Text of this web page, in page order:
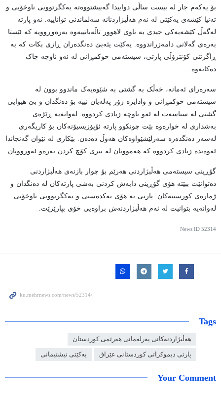
بۆ یەکەم جار لە بیست ساڵی دواییدا گەییشتووەتە یەکگرتوویی ناوخۆیی و
تەنیا کێشەی یەکێتی لە ئەم هەڵبژاردنانە سەلماندنی تواناییە. ئەو پارتە
لەگەڵ کێشەیەکی جیدی بە ناوی لاهوور تاڵەبانییەوە بەرەوڕوویە کە ئێستا
بەرەی گەلانی دامەزراندووە. یەکێت یئەبێ دەنگدەران ڕازی بکات کە بە
ڕاگرتنی کۆنترۆڵی پارتی، سیستەمی حوکمڕانی لە ئەو ناوچە چاک
دەکاتەوە.
سەرەرای ئەمانە، خەڵک بە گشتی بە شێوەیەک ماندوو بوون لە
سیستەمی حوکمڕانی و وادایرە زۆر پەلەیان نییە بۆ دەنگدان و بێ هیوایی
گشتی لە سیاسەت لە ئەو ناوچە زیادی کردووە. لەوانەیە ڕێژەی
بەشداری لە خوارەوە بێت چونکوو پارتە ئۆپۆزیسیۆنەکان بۆ کاریگەری
لەسەر دەنگدەرە سەرلێشێواوەکان هەوڵ دەدەن. بێکاری لە نێوان گەنجاندا
ئەوەندە زیادی کردووە کە هەموویان لە بیری کۆچ کردن بەرەو ئەورووپان.
گۆڕینی سیستەمی هەڵبژاردنی هەرێم بۆ چوار بازنەی هەڵبژاردنی
دەتوانێت ببێتە هۆی گۆڕینی دابەش کردنی بەشی پارتەکان لە دەنگدان و
ژمارەی کورسییەکان. پارتی بە هۆی یەکدەستی و یەکگرتوویی ناوخۆیی
لەوانەیە بتوانیت لە ئەم هەڵبژاردنەش براوەیی خۆی بپارێزێت.
News ID 52314
Tags
هەڵبژاردنەکانی پەرلەمانی هەرێمی کوردستان
پارتی دیموکراتی کوردستانی عێراق یەکێتی نیشتیمانی
Your Comment